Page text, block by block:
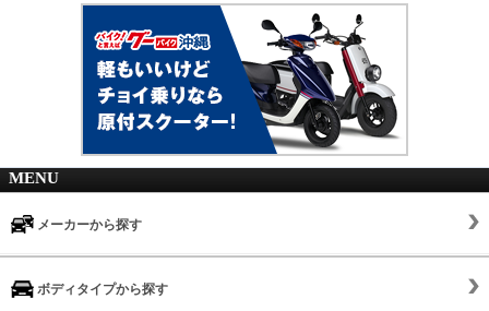
MENU
メーカーから探す
ボディタイプから探す